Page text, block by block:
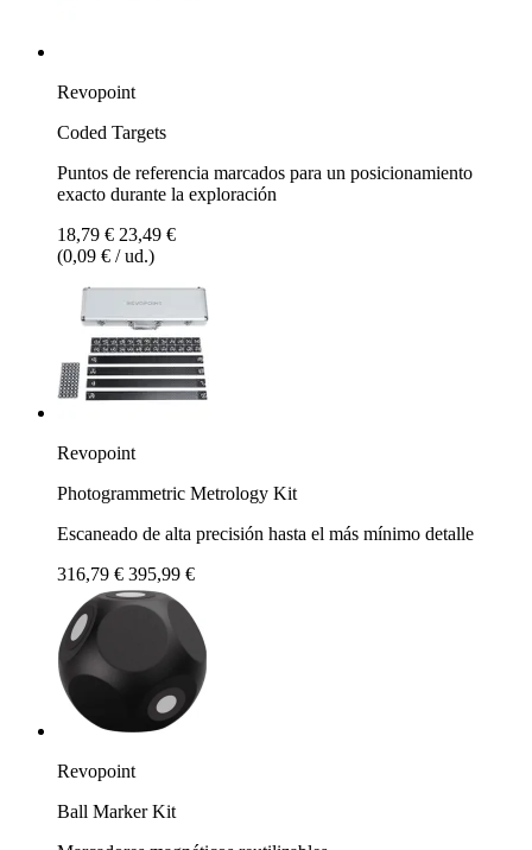
Revopoint
Coded Targets
Puntos de referencia marcados para un posicionamiento
exacto durante la exploración
18,79 € 23,49 €
(0,09 € / ud.)
Revopoint
Photogrammetric Metrology Kit
Escaneado de alta precisión hasta el más mínimo detalle
316,79 € 395,99 €
Revopoint
Ball Marker Kit